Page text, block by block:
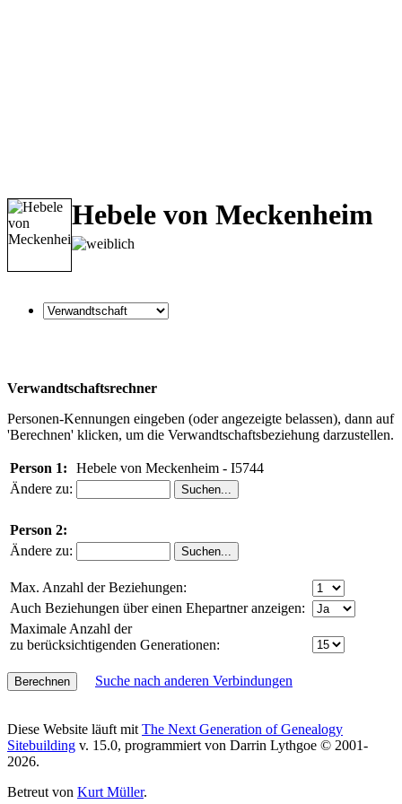
Hebele von Meckenheim
Verwandtschaftsrechner
Personen-Kennungen eingeben (oder angezeigte belassen), dann auf
'Berechnen' klicken, um die Verwandtschaftsbeziehung darzustellen.
Person 1:
Hebele von Meckenheim - I5744
Ändere zu:
Person 2:
Ändere zu:
Max. Anzahl der Beziehungen:
Auch Beziehungen über einen Ehepartner anzeigen:
Maximale Anzahl der
zu berücksichtigenden Generationen:
Suche nach anderen Verbindungen
Diese Website läuft mitThe Next Generation of Genealogy
Sitebuilding v. 15.0, programmiert von Darrin Lythgoe © 2001-
2026.
Betreut von Kurt Müller.